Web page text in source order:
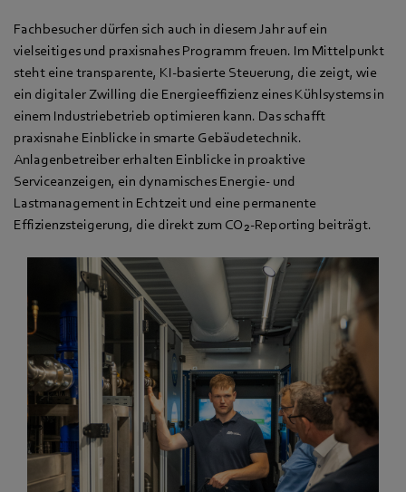
Fachbesucher dürfen sich auch in diesem Jahr auf ein
vielseitiges und praxisnahes Programm freuen. Im Mittelpunkt
steht eine transparente, KI‑basierte Steuerung, die zeigt, wie
ein digitaler Zwilling die Energieeffizienz eines Kühlsystems in
einem Industriebetrieb optimieren kann. Das schafft
praxisnahe Einblicke in smarte Gebäudetechnik.
Anlagenbetreiber erhalten Einblicke in proaktive
Serviceanzeigen, ein dynamisches Energie- und
Lastmanagement in Echtzeit und eine permanente
Effizienzsteigerung, die direkt zum CO₂-Reporting beiträgt.